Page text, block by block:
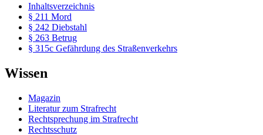
Inhaltsverzeichnis
§ 211 Mord
§ 242 Diebstahl
§ 263 Betrug
§ 315c Gefährdung des Straßenverkehrs
Wissen
Magazin
Literatur zum Strafrecht
Rechtsprechung im Strafrecht
Rechtsschutz